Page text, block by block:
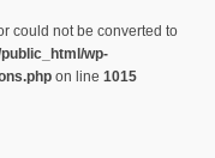
could not be converted to
wp-
on line 1015